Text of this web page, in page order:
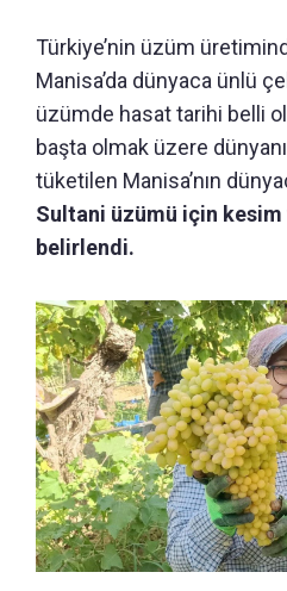
Türkiye’nin üzüm
Manisa’da dünyaca ünlü
üzümde hasat tarihi belli
başta olmak üzere
tüketilen Manisa’nın
Sultani üzümü için
belirlendi.